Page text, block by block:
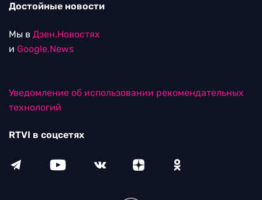
Достойные новости
Мы в Дзен.Новостях
и Google.News
Уведомление об использовании рекомендательных
технологий
RTVI в соцсетях